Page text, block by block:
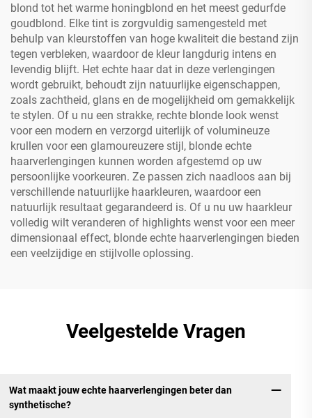
blond tot het warme honingblond en het meest gedurfde
goudblond. Elke tint is zorgvuldig samengesteld met
behulp van kleurstoffen van hoge kwaliteit die bestand zijn
tegen verbleken, waardoor de kleur langdurig intens en
levendig blijft. Het echte haar dat in deze verlengingen
wordt gebruikt, behoudt zijn natuurlijke eigenschappen,
zoals zachtheid, glans en de mogelijkheid om gemakkelijk
te stylen. Of u nu een strakke, rechte blonde look wenst
voor een modern en verzorgd uiterlijk of volumineuze
krullen voor een glamoureuzere stijl, blonde echte
haarverlengingen kunnen worden afgestemd op uw
persoonlijke voorkeuren. Ze passen zich naadloos aan bij
verschillende natuurlijke haarkleuren, waardoor een
natuurlijk resultaat gegarandeerd is. Of u nu uw haarkleur
volledig wilt veranderen of highlights wenst voor een meer
dimensionaal effect, blonde echte haarverlengingen bieden
een veelzijdige en stijlvolle oplossing.
Veelgestelde Vragen
Wat maakt jouw echte haarverlengingen beter dan
synthetische?